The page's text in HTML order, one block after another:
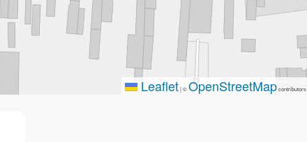
Leaflet|©OpenStreetMapcontributors